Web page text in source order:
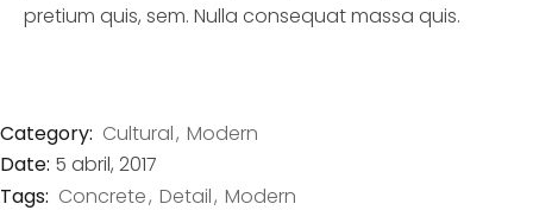
pretium quis, sem. Nulla consequat massa quis.
Category: Cultural Modern
Date: 5 abril, 2017
Tags: Concrete Detail Modern